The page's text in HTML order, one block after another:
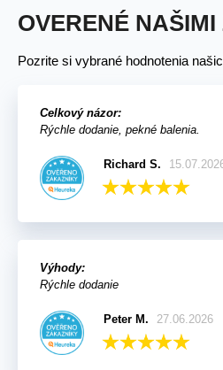
OVERENÉ
Pozrite si vybrané hodnotenia
Celkový názor:
Rýchle dodanie, pekné balenia.
Richard S.
Výhody:
Rýchle dodanie
Peter M. 27.06.2026